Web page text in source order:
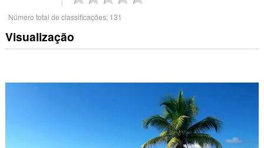
Número total de classificações: 131
Visualização